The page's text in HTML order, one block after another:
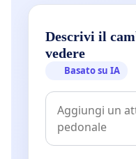
Descrivi il
vedere
Basato su IA